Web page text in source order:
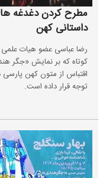
مطرح کردن دغدغه
داستانی کهن
رضا عباسی عضو هیات علمی
کوتاه که بر نمایش «جگر
اقتباس از متون کهن پارسی
توجه قرار داده است.